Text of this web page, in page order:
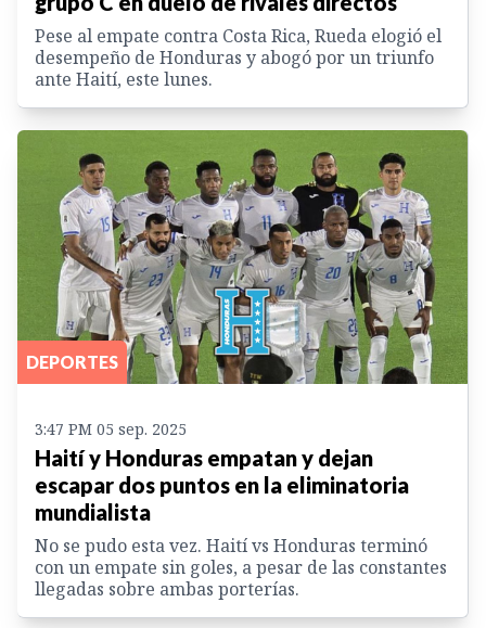
Pese al empate contra Costa Rica, Rueda elogió el
desempeño de Honduras y abogó por un triunfo
ante Haití, este lunes.
DEPORTES
3:47 PM 05 sep. 2025
Haití y Honduras empatan y dejan
escapar dos puntos en la eliminatoria
mundialista
No se pudo esta vez. Haití vs Honduras terminó
con un empate sin goles, a pesar de las constantes
llegadas sobre ambas porterías.